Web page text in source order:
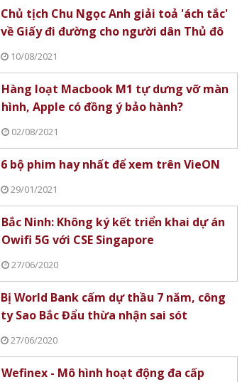
Chủ tịch Chu Ngọc Anh giải toả 'ách tắc'
về Giấy đi đường cho người dân Thủ đô
10/08/2021
Hàng loạt Macbook M1 tự dưng vỡ màn
hình, Apple có đồng ý bảo hành?
02/08/2021
6 bộ phim hay nhất để xem trên VieON
29/01/2021
Bắc Ninh: Không ký kết triển khai dự án
Owifi 5G với CSE Singapore
27/06/2020
Bị World Bank cấm dự thầu 7 năm, công
ty Sao Bắc Đẩu thừa nhận sai sót
27/06/2020
Wefinex - Mô hình hoạt động đa cấp